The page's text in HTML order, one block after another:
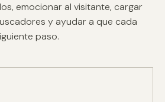
emocionar al visitante, cargar
y ayudar a que cada
paso.